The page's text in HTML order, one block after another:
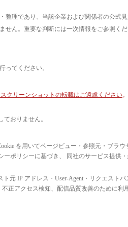
理であり、当該企業および関係者の公式見
ん。重要な判断には一次情報をご参照くだ
ってください。
クリーンショットの転載はご遠慮ください。
おりません。
を用いてページビュー・参照元・ブラ
ーポリシーに基づき、 同社のサービス提供
元 IP アドレス・User-Agent・リクエスト
正アクセス検知、配信品質改善のために利